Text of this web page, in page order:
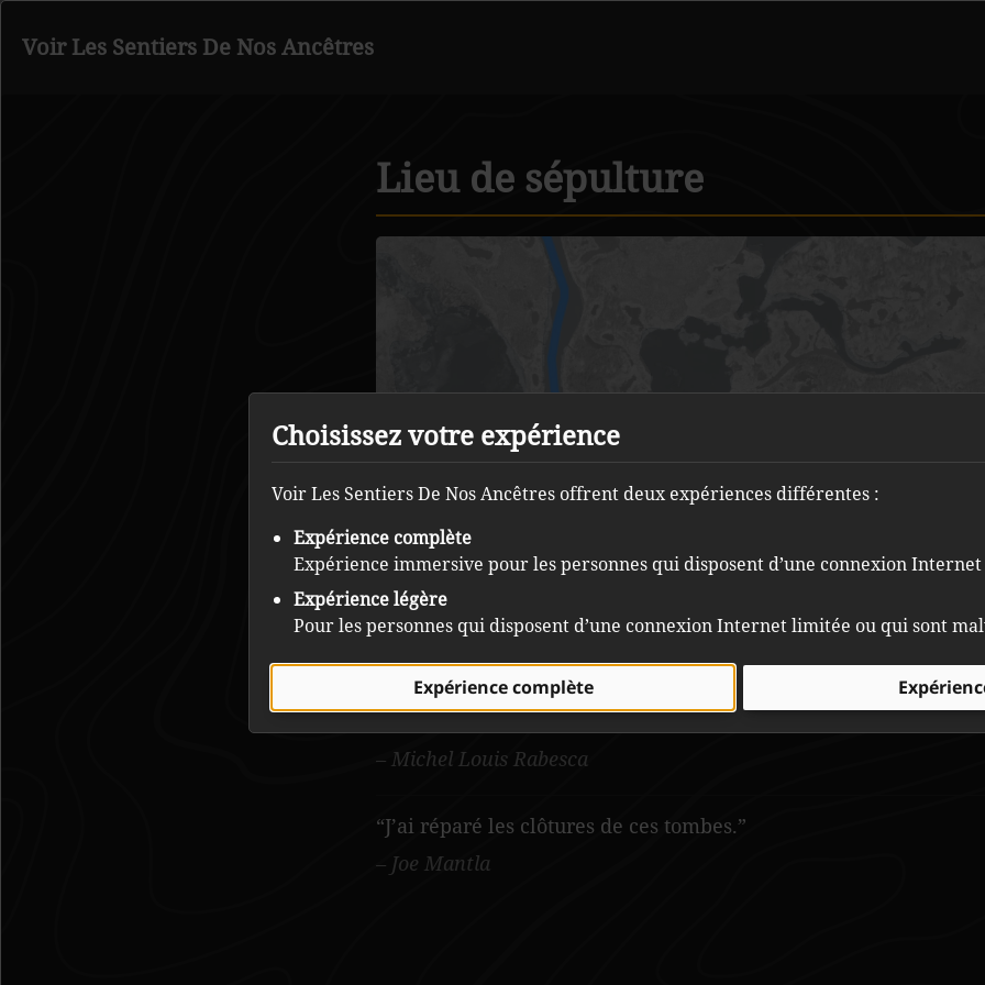
Voir Les Sentiers De Nos Ancêtres
Lieu de sépulture
Deux tombes se trouvent à proximité; la mère de Dora
de Harry Apple, Charlie Apple, sont enterrés ici.
Michel Louis Rabesca
J’ai réparé les clôtures de ces tombes.
Joe Mantla
Choisissez votre expérience
Voir Les Sentiers De Nos Ancêtres offrent deux expériences différentes :
Expérience complète
Expérience immersive pour les personnes qui disposent d’une connexion
Expérience légère
Pour les personnes qui disposent d’une connexion Internet limitée ou qui sont
Expérience complète